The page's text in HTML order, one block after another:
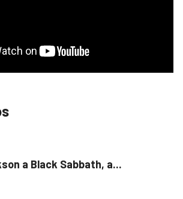
a Black Sabbath, a...